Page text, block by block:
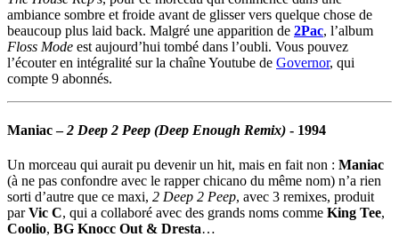
ambiance sombre et froide avant de glisser vers quelque chose de
beaucoup plus laid back. Malgré une apparition de 2Pac, l’album
Floss Mode est aujourd’hui tombé dans l’oubli. Vous pouvez
l’écouter en intégralité sur la chaîne Youtube de Governor, qui
compte 9 abonnés.
Maniac–2 Deep 2 Peep (Deep Enough Remix) - 1994
Un morceau qui aurait pu devenir un hit, mais en fait non : Maniac
(à ne pas confondre avec le rapper chicano du même nom) n’a rien
sorti d’autre que ce maxi, 2 Deep 2 Peep, avec 3 remixes, produit
parVic C, qui a collaboré avec des grands noms comme King Tee,
Coolio, BG Knocc Out & Dresta…